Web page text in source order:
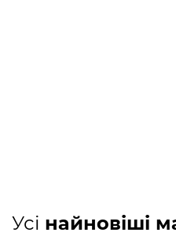
Усі найновіші